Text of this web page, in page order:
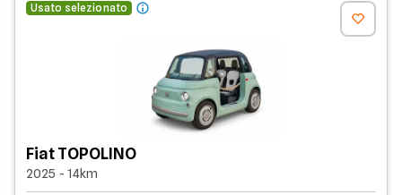
Usato selezionato
Fiat TOPOLINO
2025 - 14km